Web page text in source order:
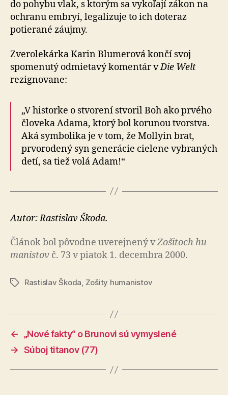
do pohybu vlak, s ktorým sa vykoľají zákon na
ochranu embryí, legalizuje to ich doteraz
potierané záujmy.
Zverolekárka Karin Blumerová končí svoj
spomenutý odmietavý komentár vDie Welt
rezignovane:
„V historke o stvorení stvoril Boh ako prvého
človeka Adama, ktorý bol korunou tvorstva.
Aká symbolika je v tom, že Mollyin brat,
prvorodený syn generácie cielene vybraných
detí, sa tiež volá Adam!“
Autor: Rastislav Škoda.
Článok bol pô­vod­ne uve­rej­ne­ný vZo­ši­toch hu­
ma­nis­tov č. 73 v piatok 1. decembra 2000.
ZnačkyRastislav Škoda, Zošity humanistov
←
„Nové fakty“ o Brunovi sú vymyslené
→ Súboj titanov (77)